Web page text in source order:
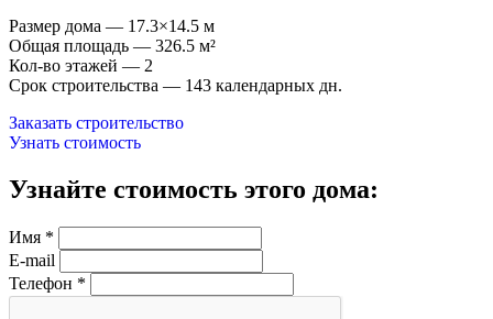
Размер дома — 17.3×14.5 м
Общая площадь — 326.5 м²
Кол-во этажей — 2
Срок строительства — 143 календарных дн.
Заказать строительство
Узнать стоимость
Узнайте стоимость этого дома:
Имя *
E-mail
Телефон *